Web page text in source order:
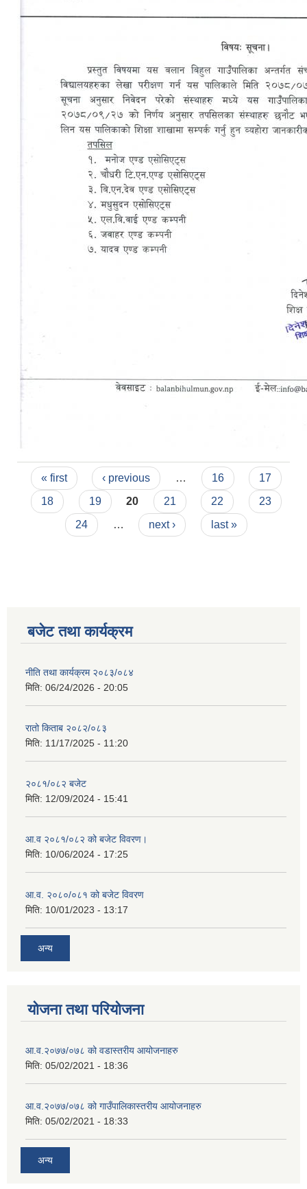
Pages
« first ‹ previous … 16
17
18
19 20 21 22
23
24
… next › last »
बजेट तथा कार्यक्रम
नीति तथा कार्यक्रम २०८३/०८४
मिति: 06/24/2026 - 20:05
रातो किताब २०८२/०८३
मिति: 11/17/2025 - 11:20
२०८१/०८२ बजेट
मिति: 12/09/2024 - 15:41
आ.व २०८१/०८२ को बजेट विवरण।
मिति: 10/06/2024 - 17:25
आ.व. २०८०/०८१ को बजेट विवरण
मिति: 10/01/2023 - 13:17
अन्य
योजना तथा परियोजना
आ.व.२०७७/०७८ को वडास्तरीय आयोजनाहरु
मिति: 05/02/2021 - 18:36
आ.व.२०७७/०७८ को गाउँपालिकास्तरीय आयोजनाहरु
मिति: 05/02/2021 - 18:33
अन्य